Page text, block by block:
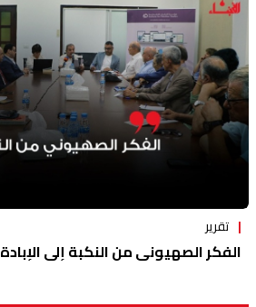
تقرير
الفكر الصهيوني من النكبة إلى الإبادة